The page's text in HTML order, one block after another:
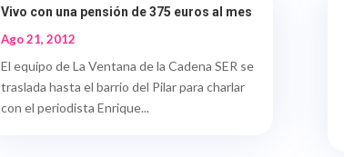
Vivo con una pensión de 375 euros al mes
Ago 21, 2012
El equipo de La Ventana de la Cadena SER se
traslada hasta el barrio del Pilar para charlar
con el periodista Enrique...